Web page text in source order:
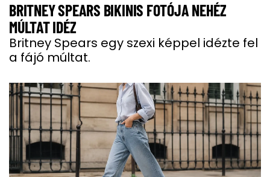
BRITNEY SPEARS BIKINIS FOTÓJA NEHÉZ
MÚLTAT IDÉZ
Britney Spears egy szexi képpel idézte fel
a fájó múltat.